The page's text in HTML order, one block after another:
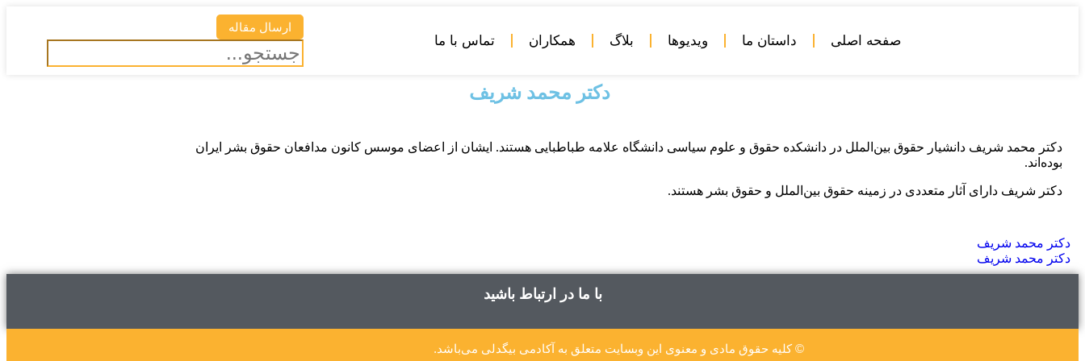
صفحه اصلی داستان ما ویدیوها بلاگ همکاران تماس با ما
ارسال مقاله
دکتر محمد شریف
دکتر محمد شریف دانشیار حقوق بین‌الملل در دانشکده حقوق و علوم سیاسی دانشگاه علامه طباطبایی هستند. ایشان از اعضای موسس کانون مدافعان حقوق بشر ایران
بوده‌اند.
دکتر شریف دارای آثار متعددی در زمینه حقوق بین‌الملل و حقوق بشر هستند.
دکتر محمد شریف
دکتر محمد شریف
با ما در ارتباط باشید
© کلیه حقوق مادی و معنوی این وبسایت متعلق به آکادمی بیگدلی می‌باشد.